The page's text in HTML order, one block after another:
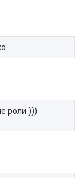
роли )))